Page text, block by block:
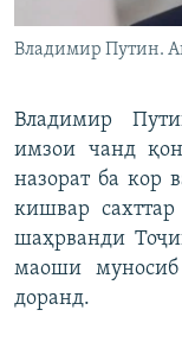
Владимир Путин.
Владимир
имзои чанд
назорат ба кор
кишвар
шаҳрванди
маоши
доранд.